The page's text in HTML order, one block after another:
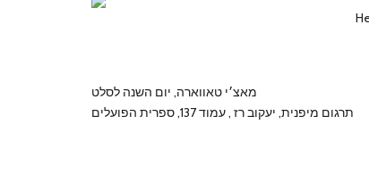
מאצ׳י טאווארה, יום השנה לסלט
תרגום מיפנית, יעקוב רז , עמוד 137, ספרית הפועלים